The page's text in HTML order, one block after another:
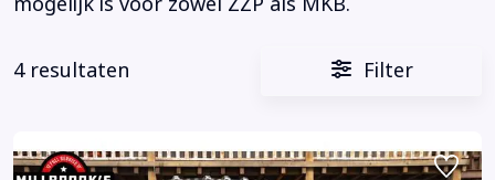
4 resultaten Filter